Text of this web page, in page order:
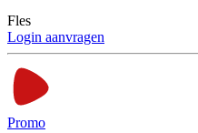
Fles
Login aanvragen
Promo